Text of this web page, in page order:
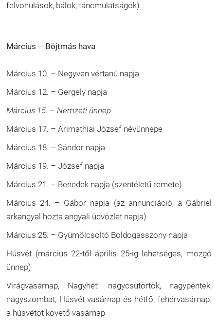
felvonulások, bálok, táncmulatságok)
Március – Böjtmás hava
Március 10. – Negyven vértanú napja
Március 12. – Gergely napja
Március 15. – Nemzeti ünnep
Március 17. – Arimathiai József névünnepe
Március 18. – Sándor napja
Március 19. – József napja
Március 21. – Benedek napja (szentéletű remete)
Március 24. – Gábor napja (az annunciáció, a Gábriel
arkangyal hozta angyali üdvözlet napja)
Március 25. – Gyümölcsoltó Boldogasszony napja
Húsvét (március 22-től április 25-ig lehetséges, mozgó
ünnep)
Virágvasárnap, Nagyhét: nagycsütörtök, nagypéntek,
nagyszombat; Húsvét vasárnap és hétfő, fehérvasárnap:
a húsvétot követő vasárnap